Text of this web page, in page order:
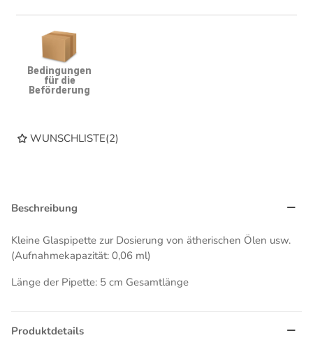
Bedingungen
für die
Beförderung
WUNSCHLISTE(2)
Beschreibung
Kleine Glaspipette zur Dosierung von ätherischen Ölen usw.
(Aufnahmekapazität: 0,06 ml)
Länge der Pipette: 5 cm Gesamtlänge
Produktdetails